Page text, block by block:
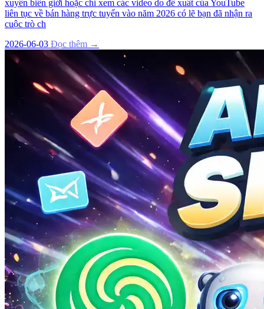
xuyên biên giới hoặc chỉ xem các video do đề xuất của YouTube
liên tục về bán hàng trực tuyến vào năm 2026 có lẽ bạn đã nhận ra
cuộc trò ch
2026-06-03 Đọc thêm →